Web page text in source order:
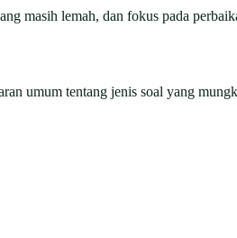
masih lemah, dan fokus pada
umum tentang jenis soal yang